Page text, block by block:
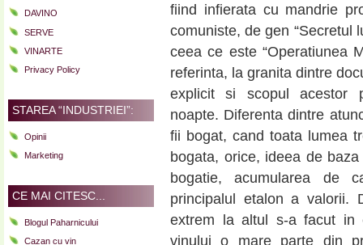
DAVINO
SERVE
VINARTE
Privacy Policy
STAREA “INDUSTRIEI”:
Opinii
Marketing
CE MAI CITESC...
Blogul Paharnicului
Cazan cu vin
fiind infierata cu mandrie
comuniste, de gen “Secretul
ceea ce este “Operatiunea
referinta, la granita dintre
explicit si scopul acestor
noapte. Diferenta dintre
fii bogat, cand toata lumea
bogata, orice, ideea de
bogatie, acumularea de
principalul etalon a valorii.
extrem la altul s-a facut in
vinului o mare parte din